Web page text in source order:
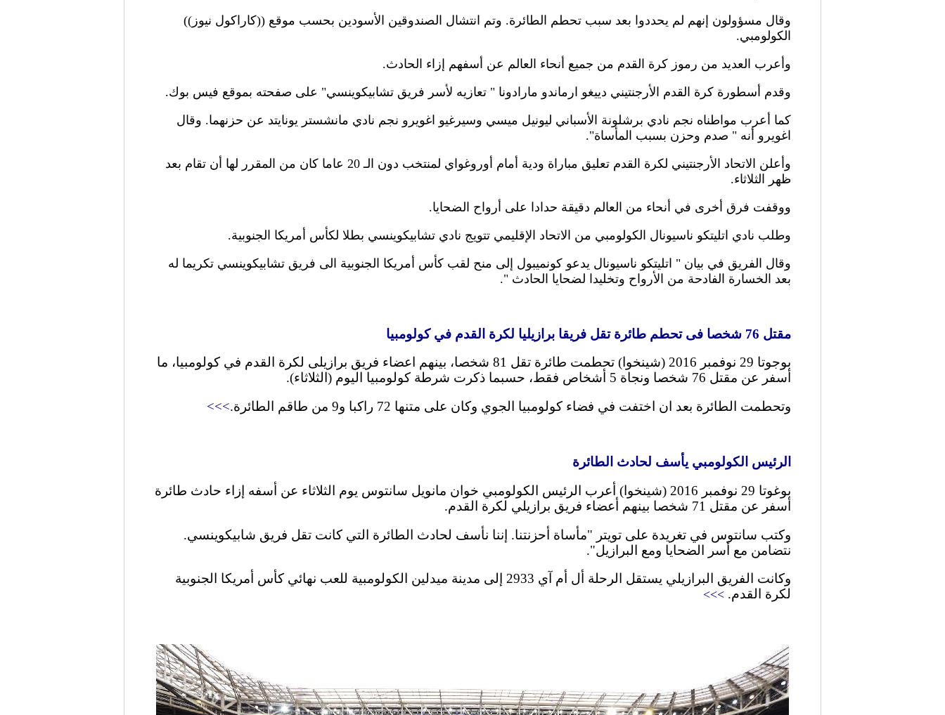
وقال مسؤولون إنهم لم يحددوا بعد سبب تحطم الطائرة. وتم انتشال الصندوقين الأسودين بحسب موقع ((كاراكول نيوز))
الكولومبي.
وأعرب العديد من رموز كرة القدم من جميع أنحاء العالم عن أسفهم إزاء الحادث.
وقدم أسطورة كرة القدم الأرجنتيني دييغو ارماندو مارادونا " تعازيه لأسر فريق تشابيكوينسي" على صفحته بموقع فيس بوك.
كما أعرب مواطناه نجم نادي برشلونة الأسباني ليونيل ميسي وسيرغيو اغويرو نجم نادي مانشستر يونايتد عن حزنهما. وقال
اغويرو أنه " صدم وحزن بسبب المأساة".
وأعلن الاتحاد الأرجنتيني لكرة القدم تعليق مباراة ودية أمام أوروغواي لمنتخب دون الـ 20 عاما كان من المقرر لها أن تقام بعد
ظهر الثلاثاء.
ووقفت فرق أخرى في أنحاء من العالم دقيقة حدادا على أرواح الضحايا.
وطلب نادي اتليتكو ناسيونال الكولومبي من الاتحاد الإقليمي تتويج نادي تشابيكوينسي بطلا لكأس أمريكا الجنوبية.
وقال الفريق في بيان " اتليتكو ناسيونال يدعو كونميبول إلى منح لقب كأس أمريكا الجنوبية الى فريق تشابيكوينسي تكريما له
بعد الخسارة الفادحة من الأرواح وتخليدا لضحايا الحادث ".
مقتل 76 شخصا فى تحطم طائرة تقل فريقا برازيليا لكرة القدم في كولومبيا
بوجوتا 29 نوفمبر 2016 (شينخوا) تحطمت طائرة تقل 81 شخصا، بينهم اعضاء فريق برازيلى لكرة القدم في كولومبيا، ما
أسفر عن مقتل 76 شخصا ونجاة 5 أشخاص فقط، حسبما ذكرت شرطة كولومبيا اليوم (الثلاثاء).
وتحطمت الطائرة بعد ان اختفت في فضاء كولومبيا الجوي وكان على متنها 72 راكبا و9 من طاقم الطائرة.
>>>
الرئيس الكولومبي يأسف لحادث الطائرة
بوغوتا 29 نوفمبر 2016 (شينخوا) أعرب الرئيس الكولومبي خوان مانويل سانتوس يوم الثلاثاء عن أسفه إزاء حادث طائرة
أسفر عن مقتل 71 شخصا بينهم أعضاء فريق برازيلي لكرة القدم.
وكتب سانتوس في تغريدة على تويتر "مأساة أحزنتنا. إننا نأسف لحادث الطائرة التي كانت تقل فريق شابيكوينسي.
نتضامن مع أسر الضحايا ومع البرازيل".
وكانت الفريق البرازيلي يستقل الرحلة أل أم آي 2933 إلى مدينة ميدلين الكولومبية للعب نهائي كأس أمريكا الجنوبية
لكرة القدم.>>>